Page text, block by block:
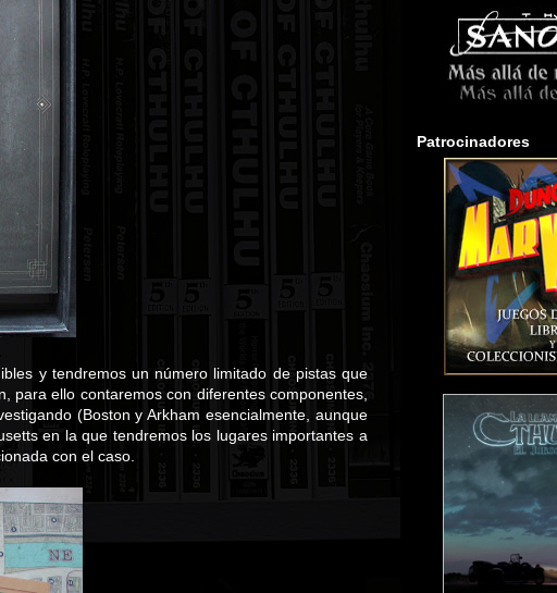
y tendremos un número limitado de pistas que
para ello contaremos con diferentes componentes,
(Boston y Arkham esencialmente, aunque
en la que tendremos los lugares importantes a
con el caso.
Patrocinadores